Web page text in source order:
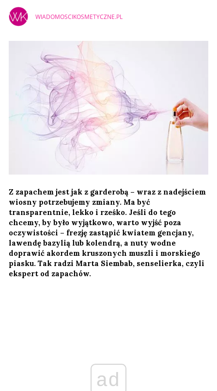
WIADOMOSCIKOSMETYCZNE.PL
Z zapachem jest jak z garderobą – wraz z nadejściem
wiosny potrzebujemy zmiany. Ma być
transparentnie, lekko i rześko. Jeśli do tego
chcemy, by było wyjątkowo, warto wyjść poza
oczywistości – frezję zastąpić kwiatem gencjany,
lawendę bazylią lub kolendrą, a nuty wodne
doprawić akordem kruszonych muszli i morskiego
piasku. Tak radzi Marta Siembab, senselierka, czyli
ekspert od zapachów.
ad